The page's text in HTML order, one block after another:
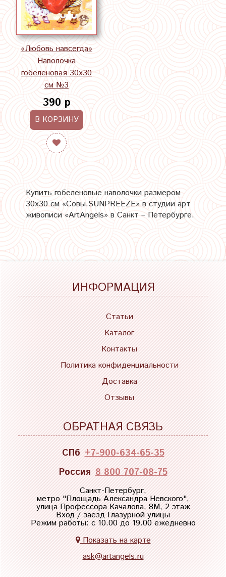
«Любовь навсегда»
Наволочка
гобеленовая 30х30
см №3
390 р
В КОРЗИНУ
Купить гобеленовые наволочки размером
30х30 см «Совы.SUNPREEZE» в студии арт
живописи «ArtAngels» в Санкт – Петербурге.
ИНФОРМАЦИЯ
Статьи
Каталог
Контакты
Политика конфиденциальности
Доставка
Отзывы
ОБРАТНАЯ СВЯЗЬ
СПб +7-900-634-65-35
Россия 8 800 707-08-75
Санкт-Петербург,
метро "Площадь Александра Невского",
улица Профессора Качалова, 8М, 2 этаж
Вход / заезд Глазурной улицы
Режим работы: с 10.00 до 19.00 ежедневно
Показать на карте
ask@artangels.ru